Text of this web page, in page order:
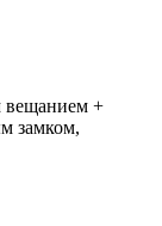
вещанием +
замком,